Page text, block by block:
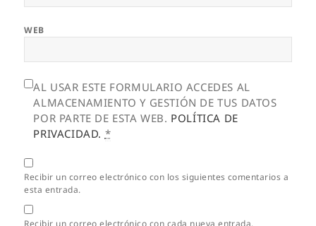
WEB
AL USAR ESTE FORMULARIO ACCEDES AL
ALMACENAMIENTO Y GESTIÓN DE TUS DATOS
POR PARTE DE ESTA WEB. POLÍTICA DE
PRIVACIDAD. *
Recibir un correo electrónico con los siguientes comentarios a
esta entrada.
Recibir un correo electrónico con cada nueva entrada.